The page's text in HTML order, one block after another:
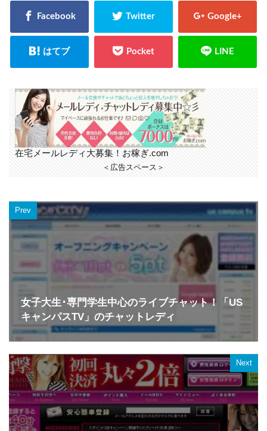
在宅メールレディ大募集！お稼ぎ.com
＜広告スペース＞
Prev
女子大生･専門学生中心のライブチャット！「US
キャンパスTV」のチャットレディ
Next